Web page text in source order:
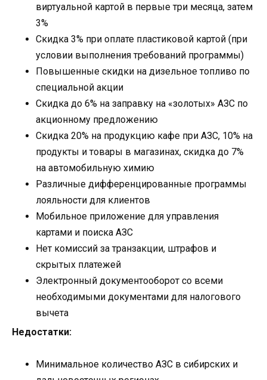
виртуальной картой в первые три месяца, затем
3%
Скидка 3% при оплате пластиковой картой (при
условии выполнения требований программы)
Повышенные скидки на дизельное топливо по
специальной акции
Скидка до 6% на заправку на «золотых» АЗС по
акционному предложению
Скидка 20% на продукцию кафе при АЗС, 10% на
продукты и товары в магазинах, скидка до 7%
на автомобильную химию
Различные дифференцированные программы
лояльности для клиентов
Мобильное приложение для управления
картами и поиска АЗС
Нет комиссий за транзакции, штрафов и
скрытых платежей
Электронный документооборот со всеми
необходимыми документами для налогового
вычета
Недостатки:
Минимальное количество АЗС в сибирских и